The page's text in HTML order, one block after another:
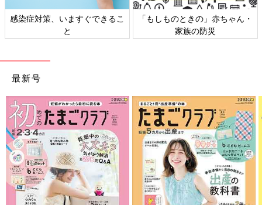
出典：Instagramアカウント「yuchaaaa」
Yurinaさんは「ウルトラストレッチドライEXジョガーパンツ」を
どもたちとお散歩をしたようで、ちょっと涼しめな朝にはこのパ
びるから履き心地も最高とのことですよ♪
ユニクロ「色味もデザインもどストライ
ク」「ミッフィー＆スプラコラボも！」
大人気Tシャツ5選
ユニクロのキッズTシャツが話題です。子ども
から大人まで大人気のミッフィーやスプラトゥ
ーンとのコラボTも発売され、注目されていま
す。定番デザインのTシャツも絶妙にオシャレ
で、どれも目が離せません！今回はそんなユニ
クロの大人気Tシャツをご紹介します。
ユニクロのパンツはどれもシンプルなので、いろんなコーデにも
合わせやすくて良いですよね。お値段も比較的お安いですが、さ
感染症対策、いますぐできるこ
と
「もしものときの」赤ちゃん・
家族の防災
最新号